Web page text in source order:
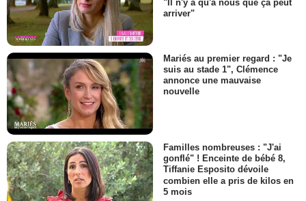
"Il n'y a qu'à nous que ça peut
arriver"
Mariés au premier regard : "Je
suis au stade 1", Clémence
annonce une mauvaise
nouvelle
Familles nombreuses : "J'ai
gonflé" ! Enceinte de bébé 8,
Tiffanie Esposito dévoile
combien elle a pris de kilos en
5 mois